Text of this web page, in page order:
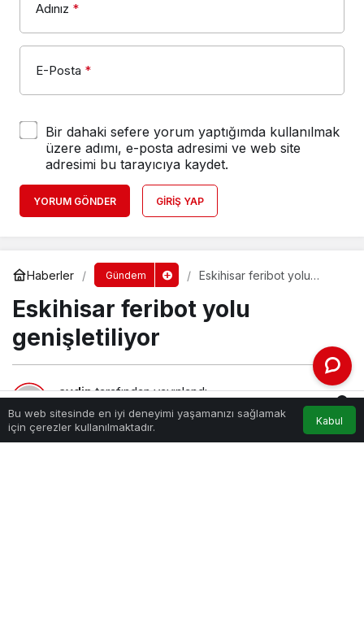
Adınız *
E-Posta *
Bir dahaki sefere yorum yaptığımda kullanılmak
üzere adımı, e-posta adresimi ve web site
adresimi bu tarayıcıya kaydet.
YORUM GÖNDER GIRIŞ YAP
Haberler Gündem
Eskihisar feribot yolu
Eskihisar feribot yolu
genişletiliyor
aydintarafından yayınlandı
31 Ocak 2024, 17:00yayınlandı
200
Bu web sitesinde en iyi deneyimi yaşamanızı sağlamak
için çerezler kullanılmaktadır.
Kabul
Anasayfa Akış Bildirimler